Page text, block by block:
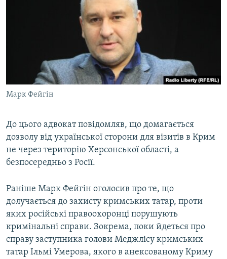
Марк Фейгін
До цього адвокат повідомляв, що домагається
дозволу від української сторони для візитів в Крим
не через територію Херсонської області, а
безпосередньо з Росії.
Раніше Марк Фейгін оголосив про те, що
долучається до захисту кримських татар, проти
яких російські правоохоронці порушують
кримінальні справи. Зокрема, поки йдеться про
справу заступника голови Меджлісу кримських
татар Ільмі Умерова, якого в анексованому Криму